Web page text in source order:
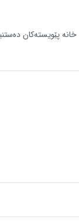
خانە پێویستەکان